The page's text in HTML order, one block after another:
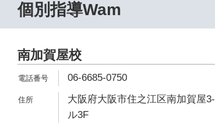
個別指導Wam
南加賀屋校
06-6685-0750
大阪府大阪市住之江区南加賀屋
ル3F